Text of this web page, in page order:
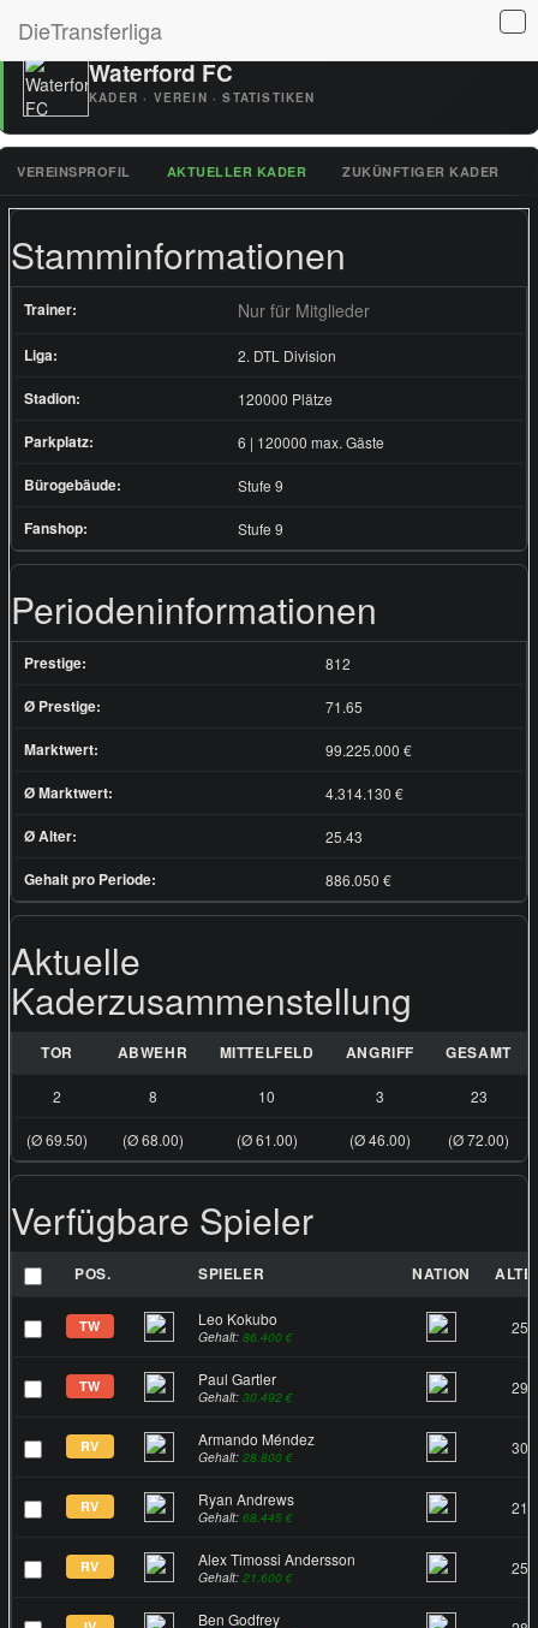
DieTransferliga
Waterford FC
KADER · VEREIN · STATISTIKEN
VEREINSPROFIL AKTUELLER KADER ZUKÜNFTIGER KADER
Stamminformationen
Trainer: Nur für Mitglieder
Liga: 2. DTL Division
Stadion: 120000 Plätze
Parkplatz: 6 | 120000 max. Gäste
Bürogebäude: Stufe 9
Fanshop: Stufe 9
Periodeninformationen
Prestige: 812
Ø Prestige: 71.65
Marktwert: 99.225.000 €
Ø Marktwert: 4.314.130 €
Ø Alter: 25.43
Gehalt pro Periode: 886.050 €
Aktuelle
Kaderzusammenstellung
TOR ABWEHR MITTELFELD ANGRIFF GESAMT
2 8 10 3 23
(Ø 69.50) (Ø 68.00) (Ø 61.00) (Ø 46.00) (Ø 72.00)
Verfügbare Spieler
POS. SPIELER NATION
TW Leo Kokubo
Gehalt: 86.400 € 25
TW Paul Gartler
Gehalt: 30.492 € 29
RV Armando Méndez
Gehalt: 28.800 € 30
RV Ryan Andrews
Gehalt: 68.445 € 21
RV Alex Timossi Andersson
Gehalt: 21.600 € 25
Ben Godfrey